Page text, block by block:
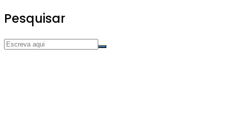
Pesquisar